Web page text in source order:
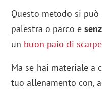
Questo metodo si
palestra o parco e
un buon paio di
Ma se hai materiale a
tuo allenamento con,